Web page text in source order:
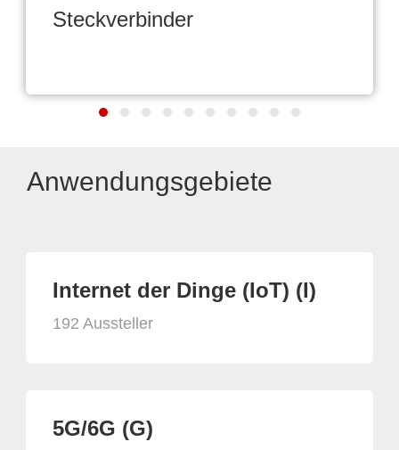
Steckverbinder
Anwendungsgebiete
Internet der Dinge (IoT) (I)
192 Aussteller
5G/6G (G)